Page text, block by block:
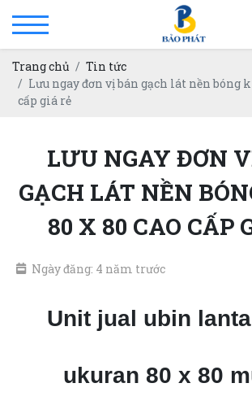
Trang chủ
Tin tức
Lưu ngay đơn vị bán gạch lát nền bóng
cấp giá rẻ
LƯU NGAY ĐƠN
GẠCH LÁT NỀN
80 X 80 CAO CẤP
Ngày đăng: 4 năm trước
Unit jual ubin
ukuran 80 x 80